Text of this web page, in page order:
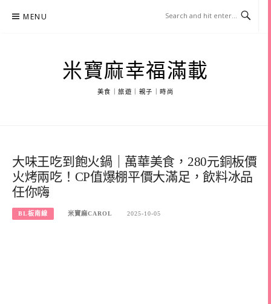
MENU
米寶麻幸福滿載
美食｜旅遊｜親子｜時尚
大味王吃到飽火鍋｜萬華美食，280元銅板價
火烤兩吃！CP值爆棚平價大滿足，飲料冰品
任你嗨
BL板南線 米寶麻CAROL 2025-10-05